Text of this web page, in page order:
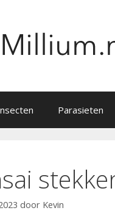
Parasieten
door Kevin